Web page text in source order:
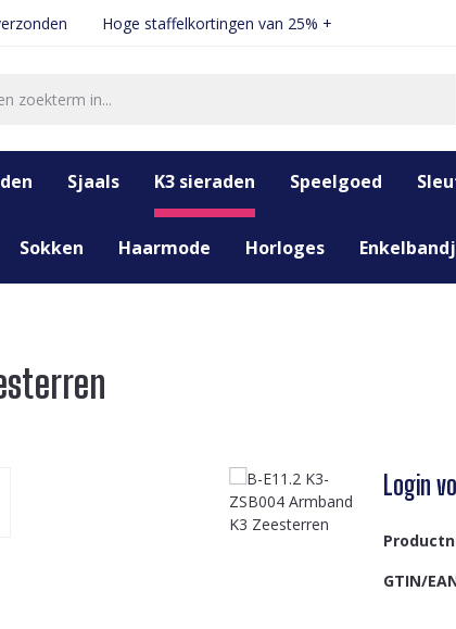
Hoge staffelkortingen van 25% +
Sjaals K3 sieraden Speelgoed
Sokken Haarmode Horloges
Login
GTIN/